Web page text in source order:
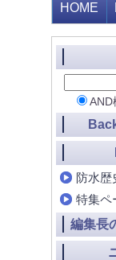
HOME
AND
防水歴
特集ペ
編集長